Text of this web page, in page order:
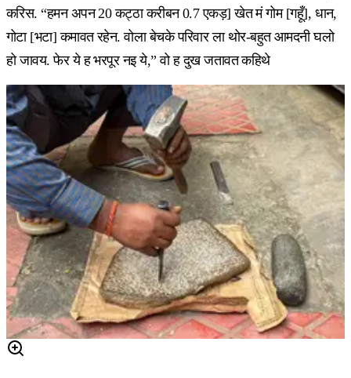
करिस. “हमन अपन 20 कट्ठा करीबन 0.7 एकड़] खेत मं गोम [गहूँ], धान,
गोटा [भटा] कमावत रहेन. वोला बेचके परिवार ला थोर-बहुत आमदनी घलो
हो जावय. फेर ये ह भरपूर नइ ये,” वो ह दुख जतावत कहिथे